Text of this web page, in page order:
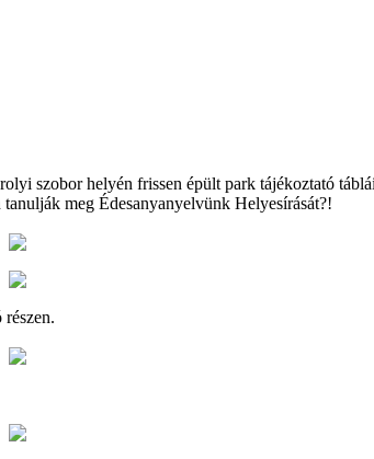
szobor helyén frissen épült park tájékoztató
meg Édesanyanyelvünk Helyesírását?!